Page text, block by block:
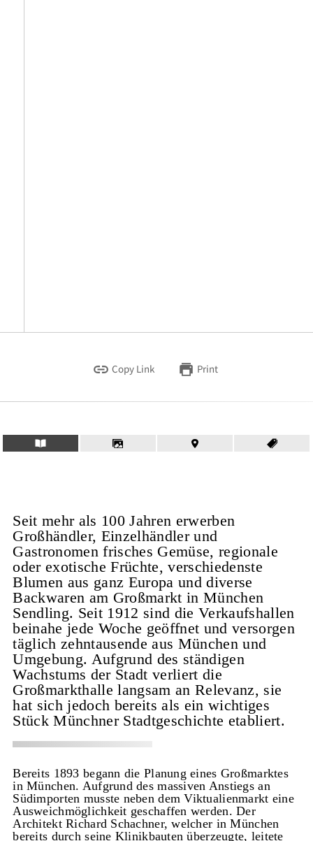
Copy Link Print
Seit mehr als 100 Jahren erwerben
Großhändler, Einzelhändler und
Gastronomen frisches Gemüse, regionale
oder exotische Früchte, verschiedenste
Blumen aus ganz Europa und diverse
Backwaren am Großmarkt in München
Sendling. Seit 1912 sind die Verkaufshallen
beinahe jede Woche geöffnet und versorgen
täglich zehntausende aus München und
Umgebung. Aufgrund des ständigen
Wachstums der Stadt verliert die
Großmarkthalle langsam an Relevanz, sie
hat sich jedoch bereits als ein wichtiges
Stück Münchner Stadtgeschichte etabliert.
Bereits 1893 begann die Planung eines Großmarktes
in München. Aufgrund des massiven Anstiegs an
Südimporten musste neben dem Viktualienmarkt eine
Ausweichmöglichkeit geschaffen werden. Der
Architekt Richard Schachner, welcher in München
bereits durch seine Klinikbauten überzeugte, leitete